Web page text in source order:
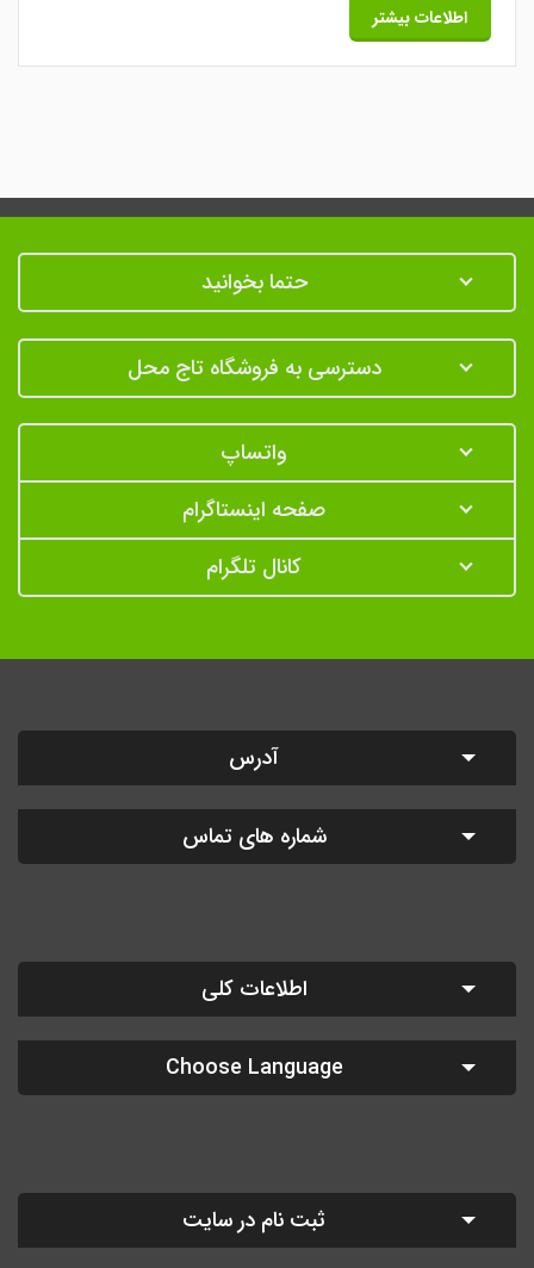
اطلاعات بیشتر
حتما بخوانید
دسترسی به فروشگاه تاج محل
واتساپ
صفحه اینستاگرام
کانال تلگرام
آدرس
شماره های تماس
اطلاعات کلی
Choose Language
ثبت نام در سایت